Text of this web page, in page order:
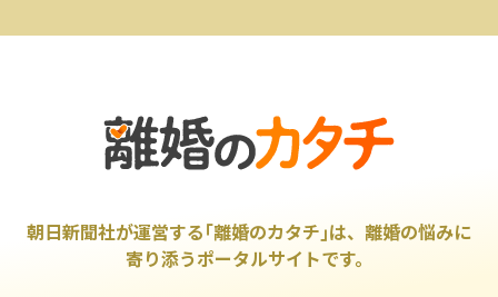
朝日新聞社が運営する｢離婚のカタチ｣は、離婚の悩みに
寄り添うポータルサイトです。